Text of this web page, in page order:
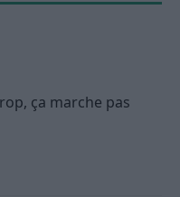
ça marche pas